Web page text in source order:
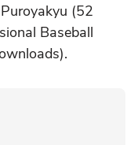
(52
Baseball